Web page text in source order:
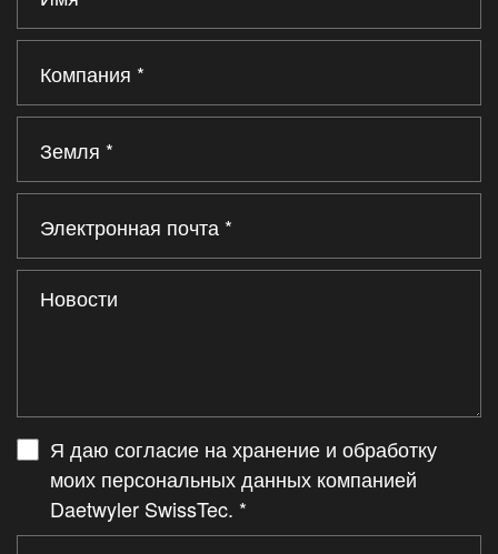
Я даю согласие на хранение и обработку
моих персональных данных компанией
Daetwyler SwissTec. *